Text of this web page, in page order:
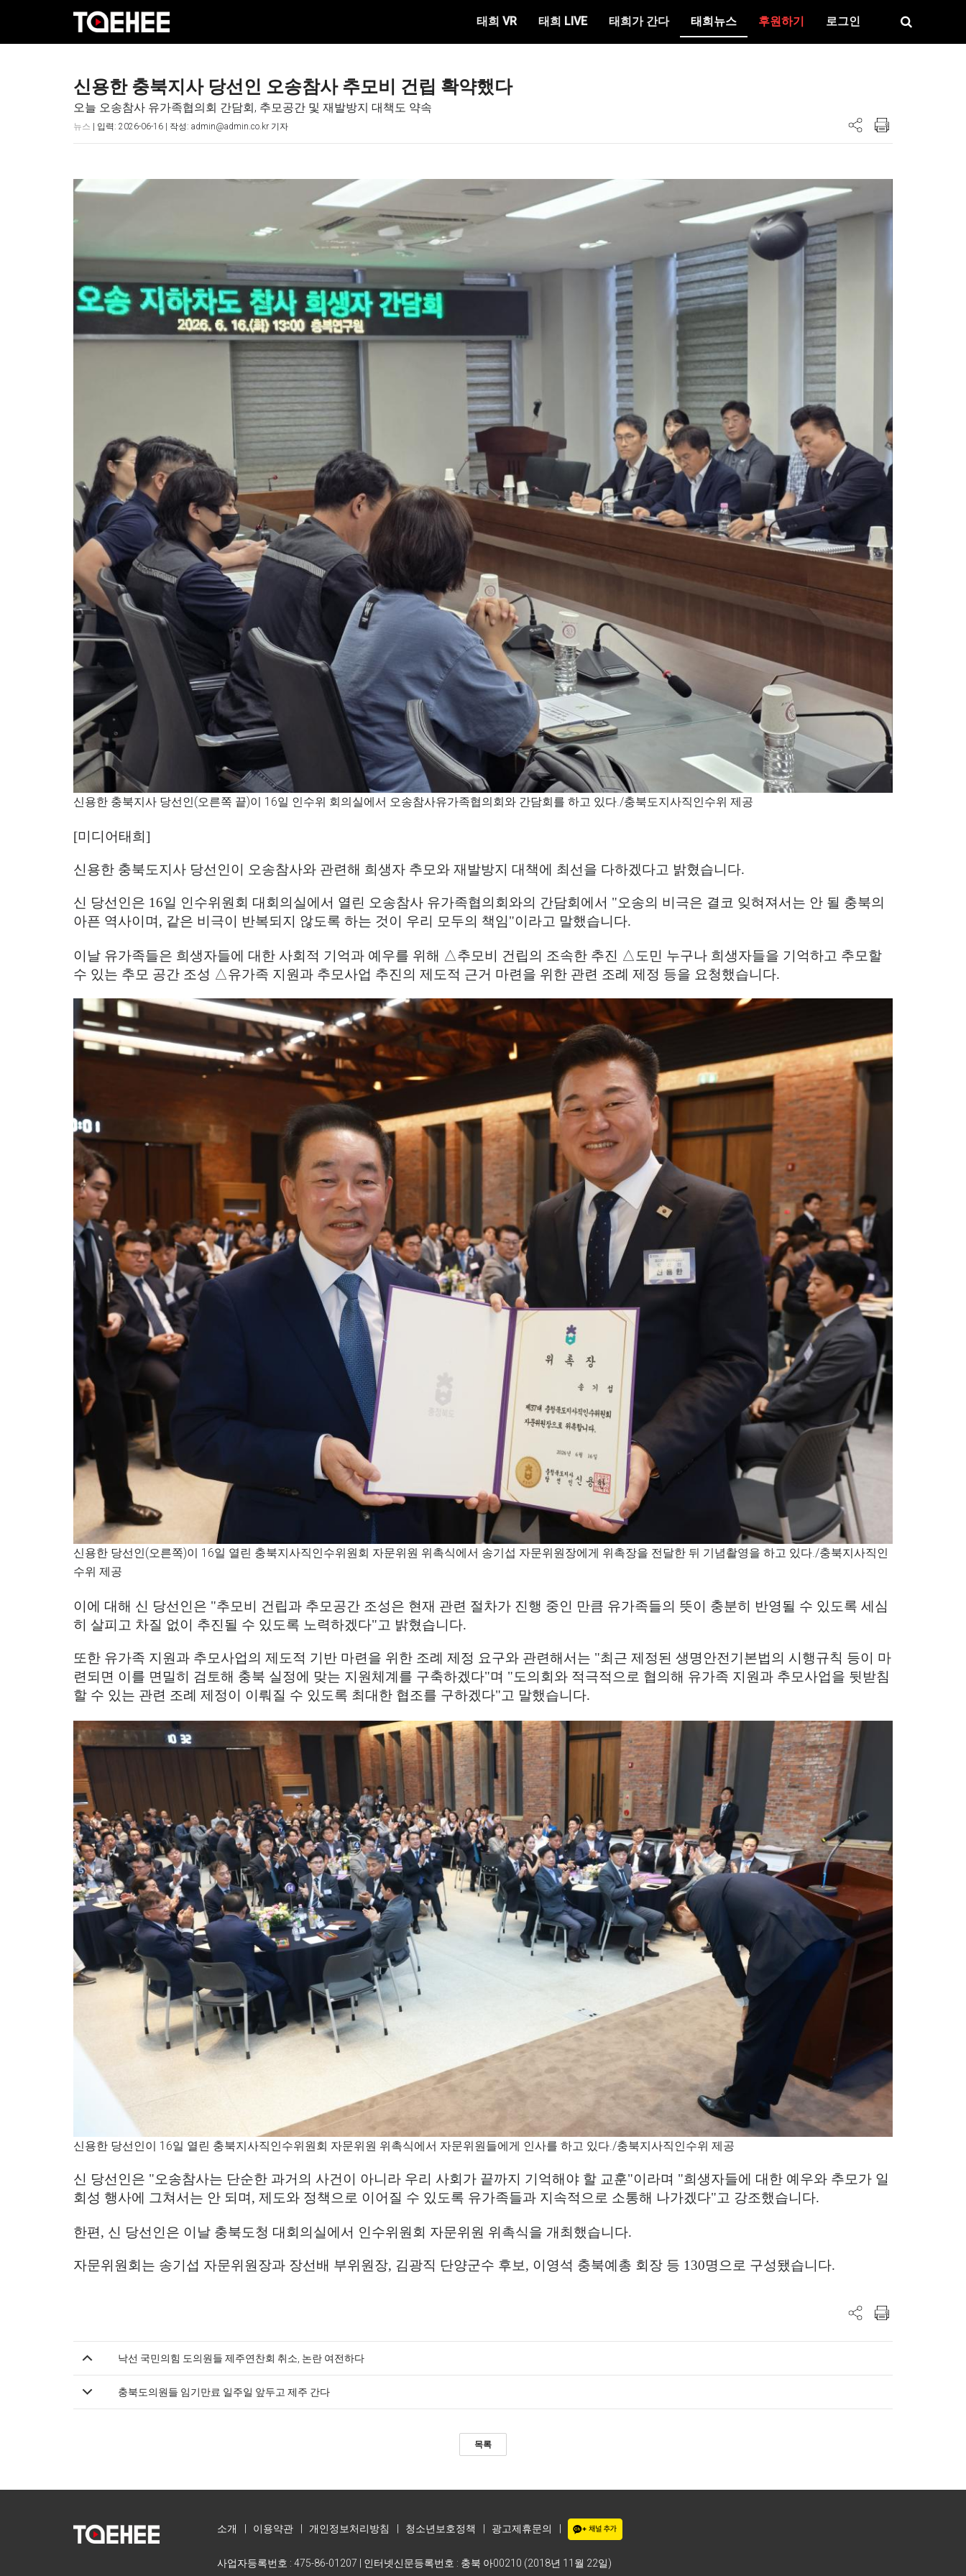
태희 VR 태희 LIVE 태희가 간다 태희뉴스 후원하기 로그인
신용한 충북지사 당선인 오송참사 추모비 건립 확약했다
오늘 오송참사 유가족협의회 간담회, 추모공간 및 재발방지 대책도 약속
뉴스 | 입력: 2026-06-16 | 작성: admin@admin.co.kr 기자
신용한 충북지사 당선인(오른쪽 끝)이 16일 인수위 회의실에서 오송참사유가족협의회와 간담회를 하고 있다./충북도지사직인수위 제공
[미디어태희 ]
신용한 충북도지사 당선인이 오송참사와 관련해 희생자 추모와 재발방지 대책에 최선을 다하겠다고 밝혔습니다.
신 당선인은 16일 인수위원회 대회의실에서 열린 오송참사 유가족협의회와의 간담회에서 "오송의 비극은 결코 잊혀져서는 안 될 충북의
아픈 역사이며 , 같은 비극이 반복되지 않도록 하는 것이 우리 모두의 책임"이라고 말했습니다.
이날 유가족들은 희생자들에 대한 사회적 기억과 예우를 위해 △추모비 건립의 조속한 추진 △ 도민 누구나 희생자들을 기억하고 추모할
수 있는 추모 공간 조성 △유가족 지원과 추모사업 추진의 제도적 근거 마련을 위한 관련 조례 제정 등을 요청했습니다.
신용한 당선인(오른쪽)이 16일 열린 충북지사직인수위원회 자문위원 위촉식에서 송기섭 자문위원장에게 위촉장을 전달한 뒤 기념촬영을 하고 있다./충북지사직인
수위 제공
이에 대해 신 당선인은 "추모비 건립과 추모공간 조성은 현재 관련 절차가 진행 중인 만큼 유가족들의 뜻이 충분히 반영될 수 있도록 세심
히 살피고 차질 없이 추진될 수 있도록 노력하겠다"고 밝혔습니다.
또한 유가족 지원과 추모사업의 제도적 기반 마련을 위한 조례 제정 요구와 관련해서는 "최근 제정된 생명안전기본법의 시행규칙 등이 마
련되면 이를 면밀히 검토해 충북 실정에 맞는 지원체계를 구축하겠다"며 "도의회와 적극적으로 협의해 유가족 지원과 추모사업을 뒷받침
할 수 있는 관련 조례 제정이 이뤄질 수 있도록 최대한 협조를 구하겠다"고 말했습니다.
신용한 당선인이 16일 열린 충북지사직인수위원회 자문위원 위촉식에서 자문위원들에게 인사를 하고 있다./충북지사직인수위 제공
신 당선인은 "오송참사는 단순한 과거의 사건이 아니라 우리 사회가 끝까지 기억해야 할 교훈"이라며 "희생자들에 대한 예우와 추모가 일
회성 행사에 그쳐서는 안 되며 , 제도와 정책으로 이어질 수 있도록 유가족들과 지속적으로 소통해 나가겠다"고 강조했습니다.
한편 , 신 당선인은 이날 충북도청 대회의실에서 인수위원회 자문위원 위촉식을 개최했습니다.
자문위원회는 송기섭 자문위원장과 장선배 부위원장, 김광직 단양군수 후보, 이영석 충북예총 회장 등 130명으로 구성됐습니다.
낙선 국민의힘 도의원들 제주연찬회 취소, 논란 여전하다
충북도의원들 임기만료 일주일 앞두고 제주 간다
목록
소개 이용약관 개인정보처리방침 청소년보호정책 광고제휴문의
사업자등록번호 : 475-86-01207 | 인터넷신문등록번호 : 충북 아00210 (2018년 11월 22일)